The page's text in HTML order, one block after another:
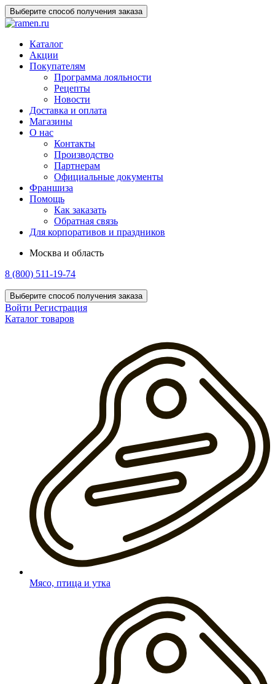
Выберите способ получения заказа
Каталог
Акции
Покупателям
Программа лояльности
Рецепты
Новости
Доставка и оплата
Магазины
О нас
Контакты
Производство
Партнерам
Официальные документы
Франшиза
Помощь
Как заказать
Обратная связь
Для корпоративов и праздников
Москва и область
8 (800) 511-19-74
Выберите способ получения заказа
Войти Регистрация
Каталог товаров
Мясо, птица и утка